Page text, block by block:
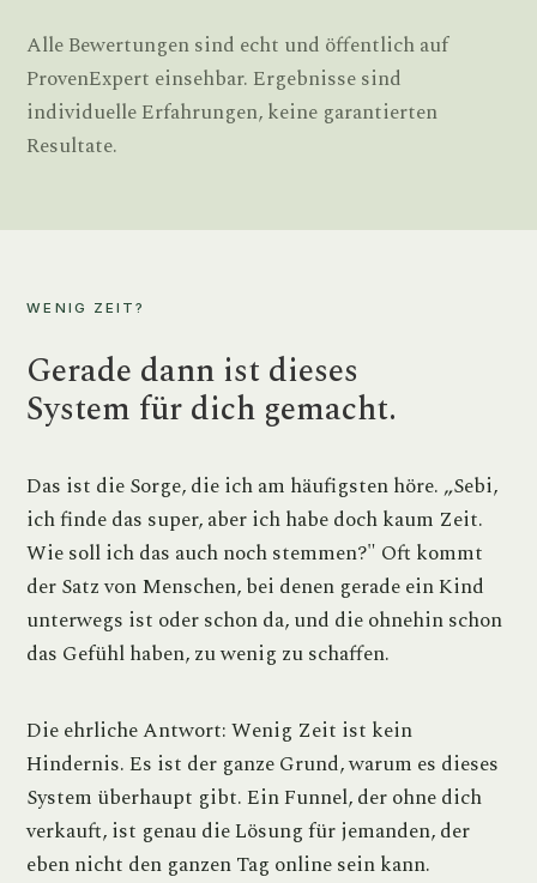
Alle Bewertungen sind echt und öffentlich auf
ProvenExpert einsehbar. Ergebnisse sind
individuelle Erfahrungen, keine garantierten
Resultate.
WENIG ZEIT?
Gerade dann ist dieses
System für dich gemacht.
Das ist die Sorge, die ich am häufigsten höre. „Sebi,
ich finde das super, aber ich habe doch kaum Zeit.
Wie soll ich das auch noch stemmen?" Oft kommt
der Satz von Menschen, bei denen gerade ein Kind
unterwegs ist oder schon da, und die ohnehin schon
das Gefühl haben, zu wenig zu schaffen.
Die ehrliche Antwort: Wenig Zeit ist kein
Hindernis. Es ist der ganze Grund, warum es dieses
System überhaupt gibt. Ein Funnel, der ohne dich
verkauft, ist genau die Lösung für jemanden, der
eben nicht den ganzen Tag online sein kann.